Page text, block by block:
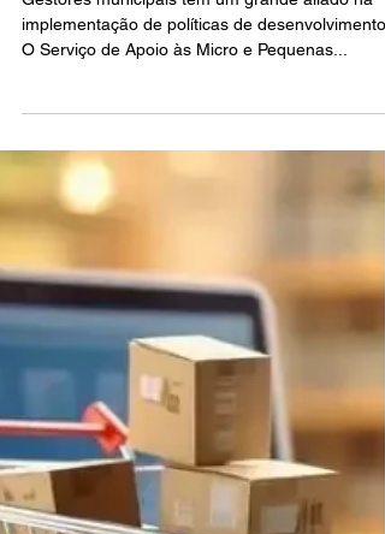
promover muito
desenvolvimento
implementação de políticas de desenvolvimento.